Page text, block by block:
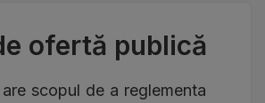
ofertă publică
scopul de a reglementa